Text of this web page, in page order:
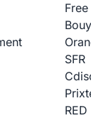
Free
SFR